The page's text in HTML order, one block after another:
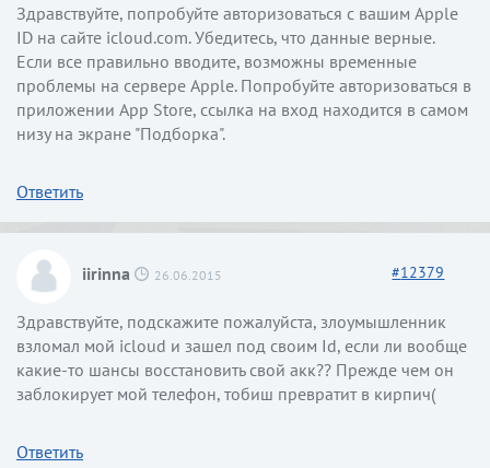
Здравствуйте, попробуйте авторизоваться с вашим Apple
ID на сайте icloud.com. Убедитесь, что данные верные.
Если все правильно вводите, возможны временные
проблемы на сервере Apple. Попробуйте авторизоваться в
приложении App Store, ссылка на вход находится в самом
низу на экране "Подборка".
Ответить
iirinna 26.06.2015 #12379
Здравствуйте, подскажите пожалуйста, злоумышленник
взломал мой icloud и зашел под своим Id, если ли вообще
какие-то шансы восстановить свой акк?? Прежде чем он
заблокирует мой телефон, тобиш превратит в кирпич(
Ответить